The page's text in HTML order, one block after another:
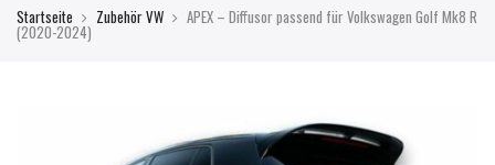
Startseite Zubehör VW APEX – Diffusor passend für Volkswagen Golf Mk8 R
(2020-2024)